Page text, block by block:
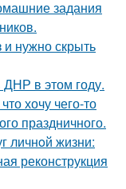
задания
и нужно скрыть
ДНР в этом году.
хочу чего-то
праздничного.
личнoй жизни:
реконструкция